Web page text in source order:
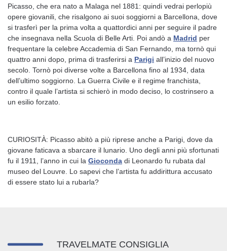
Picasso, che era nato a Malaga nel 1881: quindi vedrai perlopiù
opere giovanili, che risalgono ai suoi soggiorni a Barcellona, dove
si trasferì per la prima volta a quattordici anni per seguire il padre
che insegnava nella Scuola di Belle Arti. Poi andò a Madrid per
frequentare la celebre Accademia di San Fernando, ma tornò qui
quattro anni dopo, prima di trasferirsi a Parigi all’inizio del nuovo
secolo. Tornò poi diverse volte a Barcellona fino al 1934, data
dell’ultimo soggiorno. La Guerra Civile e il regime franchista,
contro il quale l’artista si schierò in modo deciso, lo costrinsero a
un esilio forzato.
CURIOSITÀ: Picasso abitò a più riprese anche a Parigi, dove da
giovane faticava a sbarcare il lunario. Uno degli anni più sfortunati
fu il 1911, l’anno in cui la Gioconda di Leonardo fu rubata dal
museo del Louvre. Lo sapevi che l’artista fu addirittura accusato
di essere stato lui a rubarla?
TRAVELMATE CONSIGLIA